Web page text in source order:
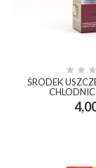
  
ŚRODEK